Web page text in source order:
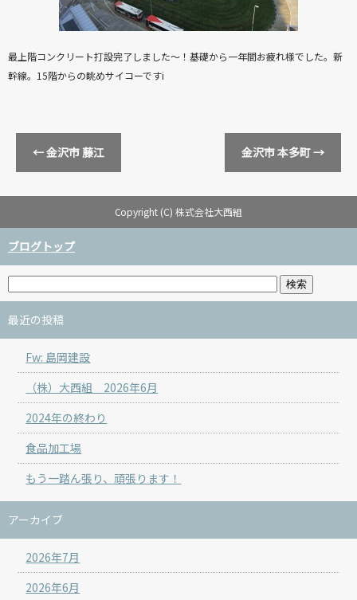
最上階コンクリート打設完了しました～！基礎から一年間お疲れ様でした。新
幹線。15階からの眺めサイコーですi
←金沢市 藤江 金沢市 本多町→
Copyright (C) 株式会社大西組
ブログトップ
最近の投稿
Fw: 島岡建設
（株）大西組 2026年6月
2024年の終わり
食品加工場
もう一踏ん張り、頑張ります！
アーカイブ
2026年7月
2026年6月